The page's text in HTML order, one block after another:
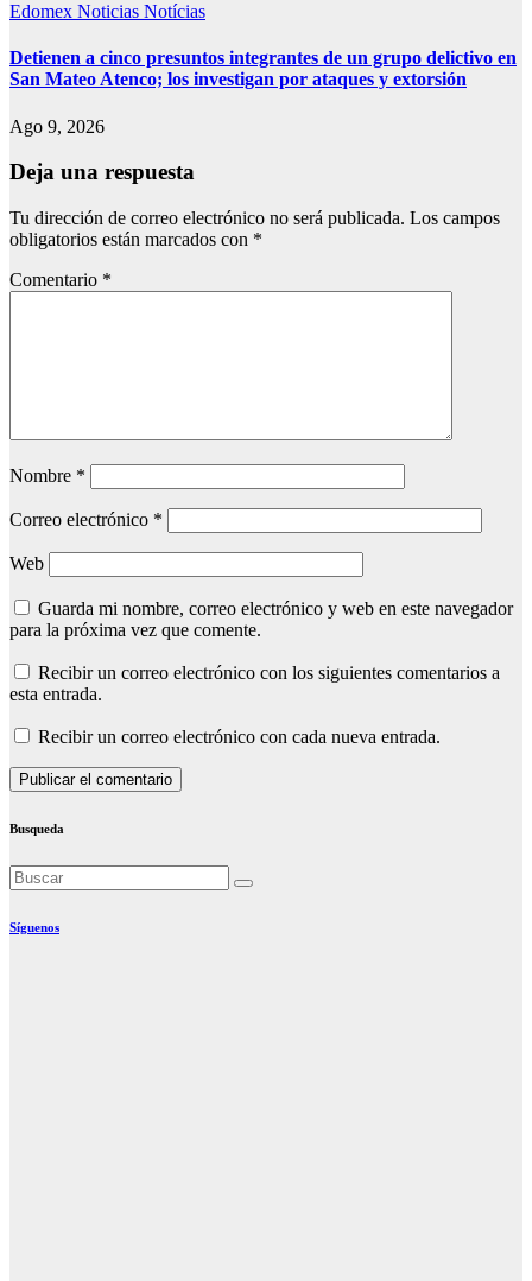
Edomex Noticias Notícias
Detienen a cinco presuntos integrantes de un grupo delictivo en
San Mateo Atenco; los investigan por ataques y extorsión
Ago 9, 2026
Deja una respuesta
Tu dirección de correo electrónico no será publicada. Los campos
obligatorios están marcados con *
Comentario *
Nombre *
Correo electrónico *
Web
Guarda mi nombre, correo electrónico y web en este navegador
para la próxima vez que comente.
Recibir un correo electrónico con los siguientes comentarios a
esta entrada.
Recibir un correo electrónico con cada nueva entrada.
Busqueda
Síguenos